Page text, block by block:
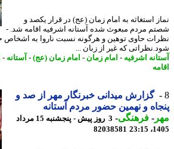
استغاثه به امام زمان (عج) در قرار یکصد و
مردم مبعوث شده آستانه اشرفیه اقامه شد. -
حاوی توهین و هرگونه نسبت ناروا به اشخاص
که غیر از زبان ...
اشرفیه-امام زمان -امام زمان (عج) -آستانه-
گزارش میدانی خبرنگار مهر از صد و
و نهمین حضور مردم آستانه
-فرهنگی-
3 روز پیش - پنجشنبه 15 مرداد
82038581